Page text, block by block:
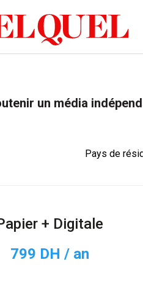
un média
Pays de
+ Digitale
799 DH / an